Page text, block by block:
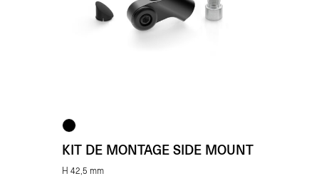
KIT DE MONTAGE SIDE MOUNT
H 42,5 mm